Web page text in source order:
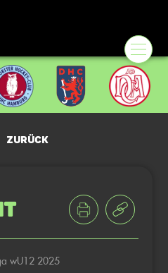
Zurück
wU12 2025